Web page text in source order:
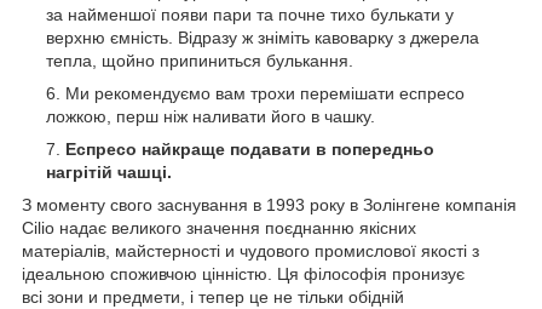
за найменшої появи пари та почне тихо булькати у
верхню ємність. Відразу ж зніміть кавоварку з джерела
тепла, щойно припиниться булькання.
Ми рекомендуємо вам трохи перемішати еспресо
ложкою, перш ніж наливати його в чашку.
Еспресо найкраще подавати в попередньо
нагрітій чашці.
З моменту свого заснування в 1993 року в Золінгене компанія
Cilio надає великого значення поєднанню якісних
матеріалів, майстерності и чудового промислової якості з
ідеальною споживчою цінністю. Ця філософія пронизує
всі зони и предмети, і тепер це не тільки обідній